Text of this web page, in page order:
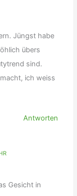
Jüngst habe
übers
sind.
ich weiss
Antworten
Gesicht in